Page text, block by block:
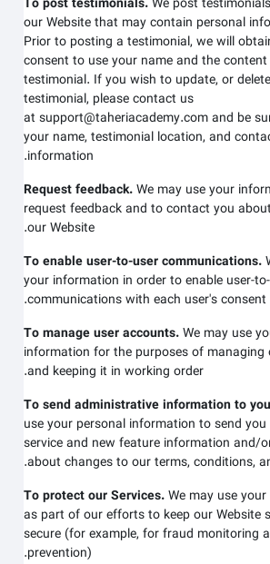
ourWebsitethat may contain personal
Prior to posting a testimonial, we will
consent to use your name and the
testimonial. If you wish to update, or
testimonial, please contact us
atsupport@taheriacademy.comand be
your name, testimonial location, and
information.
Request feedback.We may use your
request feedback and to contact you
ourWebsite
.
To enable user-to-user
your information in order to enable user-
communications with each user's consent.
To manage user accounts.We may use
information for the purposes of
and keeping it in working order.
To send administrative information to
use your personal information to send
service and new feature information
about changes to our terms, conditions,
To protect our Services.We may use
as part of our efforts to keep our
secure (for example, for fraud monitoring
prevention).